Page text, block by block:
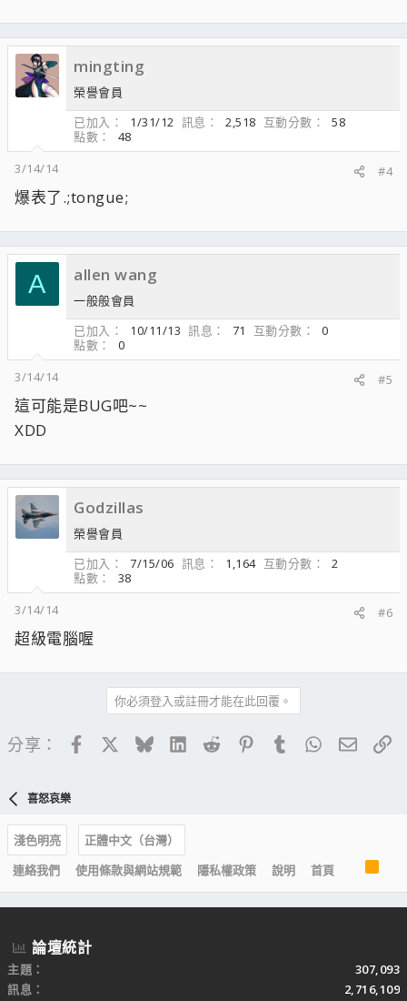
mingting
榮譽會員
已加入
1/31/12 訊息 2,518 互動分數
58
點數
48
3/14/14
#4
爆表了.;tongue;
A allen wang
一般般會員
已加入
10/11/13 訊息 71 互動分數
0
點數
0
3/14/14
#5
這可能是BUG吧~~
XDD
Godzillas
榮譽會員
已加入
7/15/06 訊息 1,164 互動分數
2
點數
38
3/14/14
#6
超級電腦喔
你必須登入或註冊才能在此回覆。
分享： FacebookBlueskyLinkedIn
Reddit PinterestTumblrWhatsApp
電子
喜怒哀樂
淺色明亮
正體中文（台灣）
連絡我們
使用條款與網站規範 隱私權政策 說明 首頁
S
論壇統計
主題
307,093
訊息
2,716,109